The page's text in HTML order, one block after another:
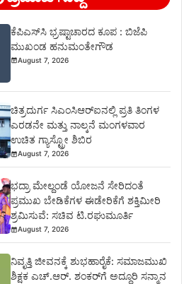
ಕೆಪಿಎಸ್‍ಸಿ ಭ್ರಷ್ಟಾಚಾರದ ಕೂಪ : ಬಿಜೆಪಿ
ಮುಖಂಡ ಹನುಮಂತೇಗೌಡ
August 7, 2026
ಚಿತ್ರದುರ್ಗ ಸಿಎಂಸಿಆರ್‍ಐನಲ್ಲಿ ಪ್ರತಿ ತಿಂಗಳ
ಎರಡನೇ ಮತ್ತು ನಾಲ್ಕನೆ ಮಂಗಳವಾರ
ಉಚಿತ ಗ್ಯಾಸ್ಟ್ರೋ ಶಿಬಿರ
August 7, 2026
ಭದ್ರಾ ಮೇಲ್ದಂಡೆ ಯೋಜನೆ ಸೇರಿದಂತೆ
ಪ್ರಮುಖ ಬೇಡಿಕೆಗಳ ಈಡೇರಿಕೆಗೆ ಶಕ್ತಿಮೀರಿ
ಶ್ರಮಿಸುವೆ: ಸಚಿವ ಟಿ.ರಘುಮೂರ್ತಿ
August 7, 2026
ನಿವೃತ್ತಿ ಜೀವನಕ್ಕೆ ಶುಭಹಾರೈಕೆ: ಸಮಾಜಮುಖಿ
ಶಿಕ್ಷಕ ಎಚ್.ಆರ್. ಶಂಕರ್‌ಗೆ ಅದ್ಧೂರಿ ಸನ್ಮಾನ